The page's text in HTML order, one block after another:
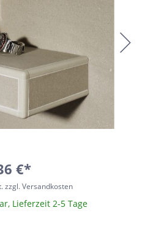
€*
zzgl. Versandkosten
Lieferzeit 2-5 Tage